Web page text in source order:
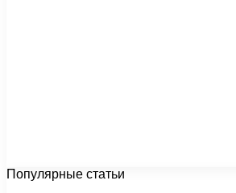
Популярные статьи